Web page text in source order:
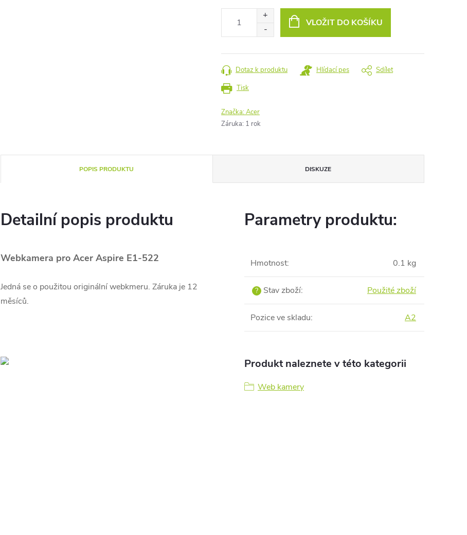
VLOŽIT DO KOŠÍKU
Tisk
Dotaz k produktu Hlídací pes Sdílet
Značka:Acer
Záruka: 1 rok
POPIS PRODUKTU DISKUZE
Detailní popis produktu
Webkamera pro Acer Aspire E1-522
Jedná se o použitou originální webkmeru. Záruka je 12
měsíců.
Parametry produktu:
Hmotnost: 0.1 kg
? Stav zboží: Použité zboží
Pozice ve skladu: A2
Produkt naleznete v této kategorii
Web kamery